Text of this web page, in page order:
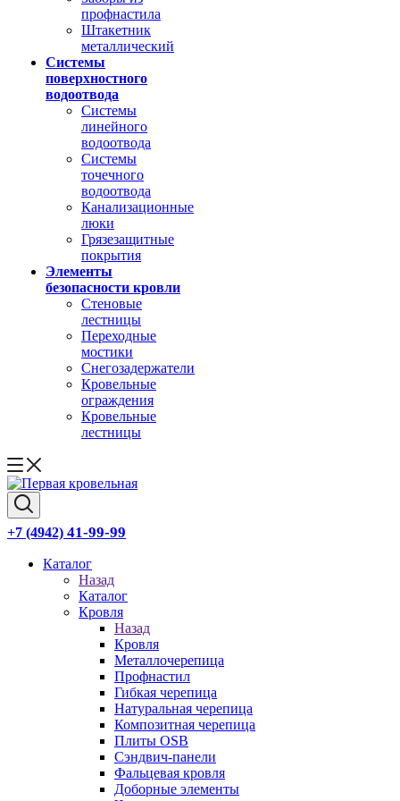
профнастила
Штакетник
металлический
Системы
поверхностного
водоотвода
Системы
линейного
водоотвода
Системы
точечного
водоотвода
Канализационные
люки
Грязезащитные
покрытия
Элементы
безопасности кровли
Стеновые
лестницы
Переходные
мостики
Снегозадержатели
Кровельные
ограждения
Кровельные
лестницы
+7 (4942) 41-99-99
Каталог
Назад
Каталог
Кровля
Назад
Кровля
Металлочерепица
Профнастил
Гибкая черепица
Натуральная черепица
Композитная черепица
Плиты OSB
Сэндвич-панели
Фальцевая кровля
Доборные элементы